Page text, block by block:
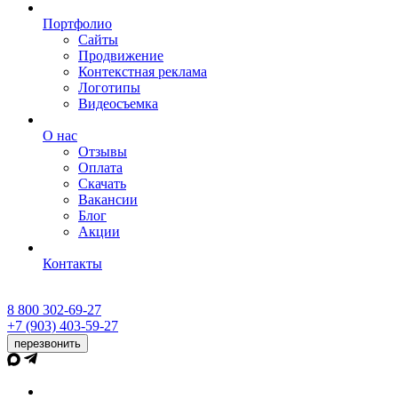
Портфолио
Сайты
Продвижение
Контекстная реклама
Логотипы
Видеосъемка
О нас
Отзывы
Оплата
Скачать
Вакансии
Блог
Акции
Контакты
8 800 302-69-27
+7 (903) 403-59-27
перезвонить